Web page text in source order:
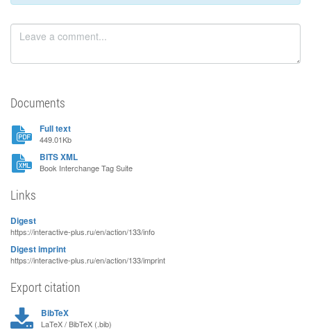
Documents
Full text
449.01Kb
BITS XML
Book Interchange Tag Suite
Links
Digest
https://interactive-plus.ru/en/action/133/info
Digest imprint
https://interactive-plus.ru/en/action/133/imprint
Export citation
BibTeX
LaTeX / BibTeX (.bib)